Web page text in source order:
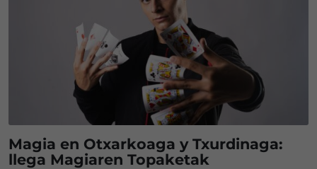
Magia en Otxarkoaga y Txurdinaga:
llega Magiaren Topaketak